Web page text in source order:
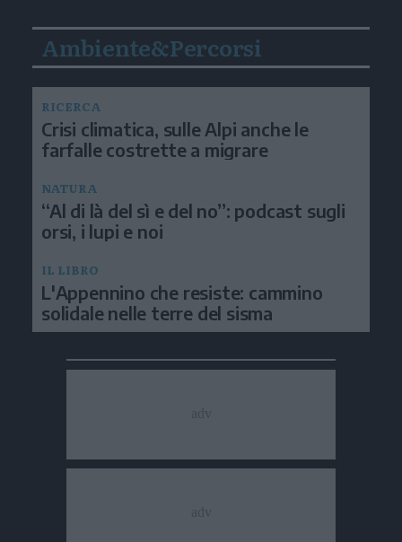
Ambiente&Percorsi
RICERCA
Crisi climatica, sulle Alpi anche le
farfalle costrette a migrare
NATURA
“Al di là del sì e del no”: podcast sugli
orsi, i lupi e noi
IL LIBRO
L'Appennino che resiste: cammino
solidale nelle terre del sisma